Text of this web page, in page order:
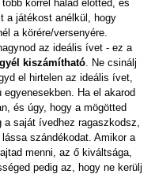
körrel halad előtted, és
a játékost anélkül, hogy
a körére/versenyére.
az ideális ívet - ez a
kiszámítható . Ne csinálj
el hirtelen az ideális ívet,
Ha el akarod
és úgy, hogy a mögötted
saját ívedhez ragaszkodsz,
szándékodat. Amikor a
menni, az ő kiváltsága,
pedig az, hogy ne kerülj